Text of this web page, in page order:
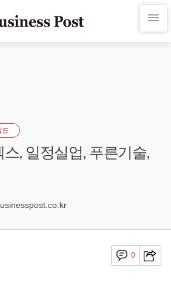
표
, 일정실업, 푸른기술,
0